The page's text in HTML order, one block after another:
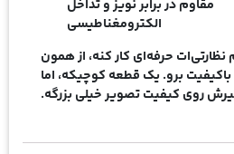
مقاوم در برابر نویز و تداخل
الکترومغناطیسی
حرفه‌ای کار کنه، از همون
برو. یک قطعه کوچیکه، اما
روی کیفیت تصویر خیلی بزرگه.